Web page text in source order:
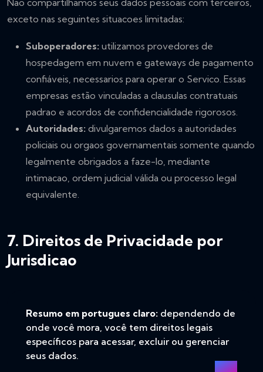
Não compartilhamos seus dados pessoais com terceiros,
exceto nas seguintes situacoes limitadas:
Suboperadores: utilizamos provedores de
hospedagem em nuvem e gateways de pagamento
confiáveis, necessarios para operar o Servico. Essas
empresas estão vinculadas a clausulas contratuais
padrao e acordos de confidencialidade rigorosos.
Autoridades: divulgaremos dados a autoridades
policiais ou orgaos governamentais somente quando
legalmente obrigados a faze-lo, mediante
intimacao, ordem judicial válida ou processo legal
equivalente.
7. Direitos de Privacidade por
Jurisdicao
Resumo em portugues claro: dependendo de
onde você mora, você tem direitos legais
específicos para acessar, excluir ou gerenciar
seus dados.